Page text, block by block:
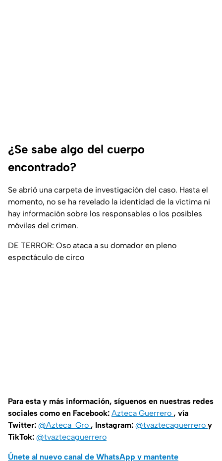
¿Se sabe algo del cuerpo
encontrado?
Se abrió una carpeta de investigación del caso. Hasta el
momento, no se ha revelado la identidad de la víctima ni
hay información sobre los responsables o los posibles
móviles del crimen.
DE TERROR: Oso ataca a su domador en pleno
espectáculo de circo
Para esta y más información, síguenos en nuestras redes
sociales como en Facebook: Azteca Guerrero , vía
Twitter: @Azteca_Gro , Instagram: @tvaztecaguerrero y
TikTok: @tvaztecaguerrero
Únete al nuevo canal de WhatsApp y mantente